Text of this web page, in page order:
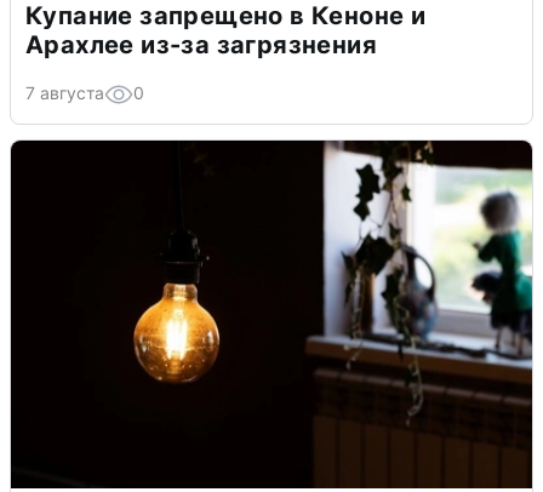
Купание запрещено в Кеноне и
Арахлее из-за загрязнения
7 августа 0